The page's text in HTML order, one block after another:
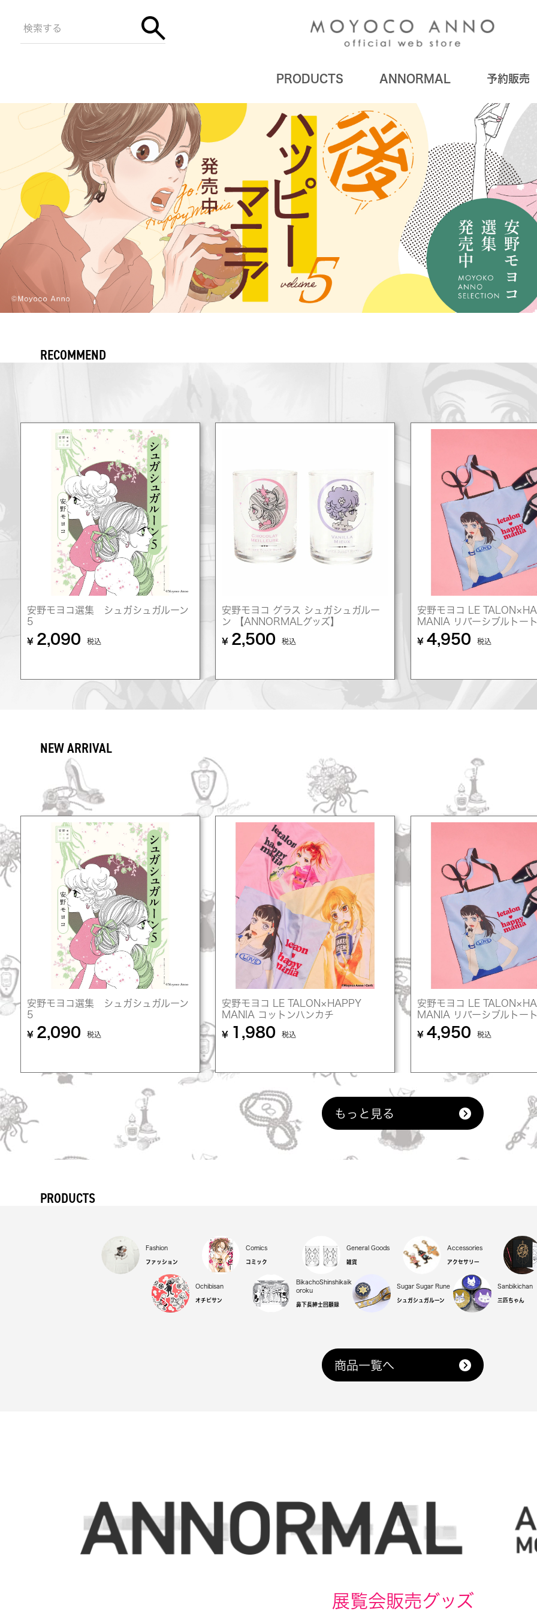
PRODUCTS ANNORMAL 予約販売
RECOMMEND
安野モヨコ選集 シュガシュガルーン
5
¥ 2,090 税込
安野モヨコ グラス シュガシュガルー
ン 【ANNORMALグッズ】
¥ 2,500 税込
安野モヨコ LE
MANIA リバーシブルトー
¥ 4,950 税込
NEW ARRIVAL
安野モヨコ選集 シュガシュガルーン
5
¥ 2,090 税込
安野モヨコ LE TALON×HAPPY
MANIA コットンハンカチ
¥ 1,980 税込
安野モヨコ LE
MANIA リバーシブルトー
¥ 4,950 税込
もっと見る
PRODUCTS
Fashion
ファッション
Comics
コミック
General Goods
雑貨
Accessories
アクセサリー
Ochibisan
オチビサン
BikachoShinshikaik
oroku
鼻下長紳士回顧録
Sugar Sugar Rune
シュガシュガルーン
Sanbikichan
三匹ちゃん
商品一覧へ
展覧会販売グッズ